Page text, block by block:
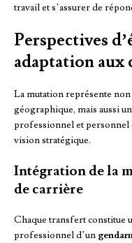
travail et s’assurer de
Perspectives
adaptation aux
La mutation représente
géographique, mais aussi
professionnel et personnel
vision stratégique.
Intégration de la
de carrière
Chaque transfert constitue
professionnel d’un